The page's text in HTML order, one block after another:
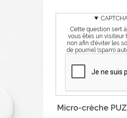
Cette question sert
vous êtes un visiteur
non afin d'éviter les
de pourriel (spam)
Micro-crèche